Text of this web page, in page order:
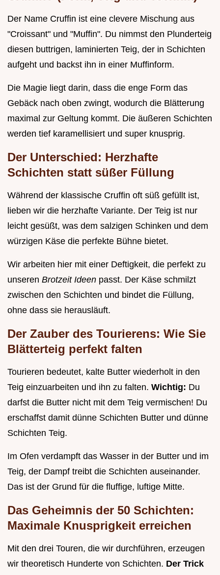
Der Name Cruffin ist eine clevere Mischung aus
"Croissant" und "Muffin". Du nimmst den Plunderteig
diesen buttrigen, laminierten Teig, der in Schichten
aufgeht und backst ihn in einer Muffinform.
Die Magie liegt darin, dass die enge Form das
Gebäck nach oben zwingt, wodurch die Blätterung
maximal zur Geltung kommt. Die äußeren Schichten
werden tief karamellisiert und super knusprig.
Der Unterschied: Herzhafte
Schichten statt süßer Füllung
Während der klassische Cruffin oft süß gefüllt ist,
lieben wir die herzhafte Variante. Der Teig ist nur
leicht gesüßt, was dem salzigen Schinken und dem
würzigen Käse die perfekte Bühne bietet.
Wir arbeiten hier mit einer Deftigkeit, die perfekt zu
unseren Brotzeit Ideen passt. Der Käse schmilzt
zwischen den Schichten und bindet die Füllung,
ohne dass sie herausläuft.
Der Zauber des Tourierens: Wie Sie
Blätterteig perfekt falten
Tourieren bedeutet, kalte Butter wiederholt in den
Teig einzuarbeiten und ihn zu falten. Wichtig: Du
darfst die Butter nicht mit dem Teig vermischen! Du
erschaffst damit dünne Schichten Butter und dünne
Schichten Teig.
Im Ofen verdampft das Wasser in der Butter und im
Teig, der Dampf treibt die Schichten auseinander.
Das ist der Grund für die fluffige, luftige Mitte.
Das Geheimnis der 50 Schichten:
Maximale Knusprigkeit erreichen
Mit den drei Touren, die wir durchführen, erzeugen
wir theoretisch Hunderte von Schichten. Der Trick